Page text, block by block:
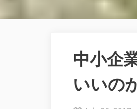
中小企
いいの